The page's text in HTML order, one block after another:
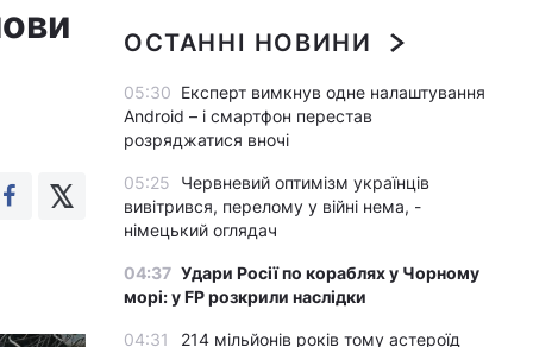
ОСТАННІ НОВИНИ
05:30 Експерт вимкнув одне налаштування
Android – і смартфон перестав
розряджатися вночі
05:25
Червневий оптимізм українців
вивітрився, перелому у війні нема, -
німецький оглядач
04:37 Удари Росії по кораблях у Чорному
морі: у FP розкрили наслідки
04:31 214 мільйонів років тому астероїд